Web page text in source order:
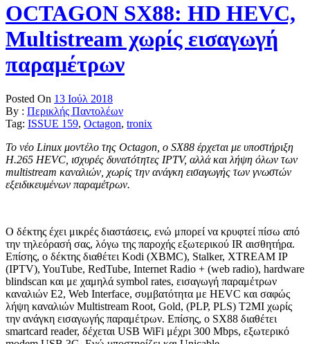
OCTAGON SX88: HD HEVC,
Multistream χωρίς εισαγωγή
παραμέτρων
Posted On 13 Ιούλ 2018
By : Περικλής Παντολέων
Tag: ISSUE 159, Octagon, tronix
Το νέο Linux μοντέλο της Octagon , ο SX88 έρχεται με υποστήριξη
H.265 HEVC , ισχυρές δυνατότητες IPTV, αλλά και λήψη όλων των
multistream καναλιών, χωρίς την ανάγκη εισαγωγής των γνωστών
εξειδικευμένων παραμέτρων.
Ο δέκτης έχει μικρές διαστάσεις, ενώ μπορεί να κρυφτεί πίσω από
την τηλεόρασή σας, λόγω της παροχής εξωτερικού IR αισθητήρα.
Επίσης, ο δέκτης διαθέτει Kodi (XBMC), Stalker, XTREAM IP
(IPTV), YouTube, RedTube, Internet Radio + (web radio), hardware
blindscan και με χαμηλά symbol rates, εισαγωγή παραμέτρων
καναλιών Ε2, Web Interface, συμβατότητα με HEVC και σαφώς
λήψη καναλιών Multistream Root, Gold, (PLP, PLS) T2MI χωρίς
την ανάγκη εισαγωγής παραμέτρων. Επίσης, ο SX88 διαθέτει
smartcard reader, δέχεται USB WiFi μέχρι 300 Mbps, εξωτερικό